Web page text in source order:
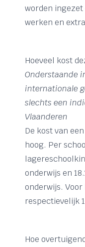
worden
werken en
Hoeveel kost
Onderstaande
internationale
slechts een
Vlaanderen
De kost van
hoog. Per
onderwijs en
onderwijs.
respectievelijk
Hoe